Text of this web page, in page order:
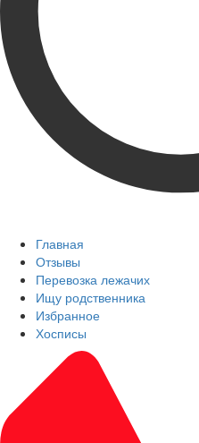
Главная
Отзывы
Перевозка лежачих
Ищу родственника
Избранное
Хосписы